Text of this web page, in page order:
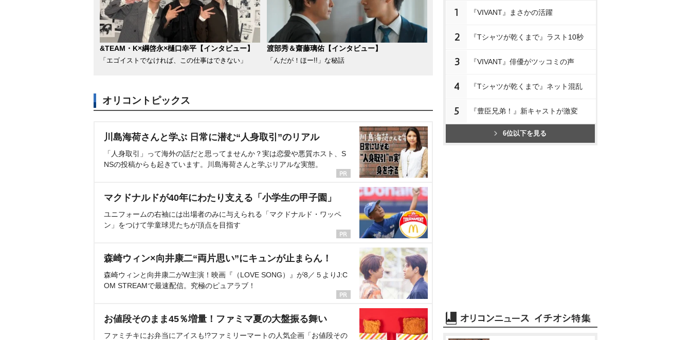
&TEAM・K×綱啓永×樋口幸平【インタビュー】
「エゴイストでなければ、この仕事はできない」
渡部秀＆齋藤璃佑【インタビュー】
「んだが！ほー!!」な秘話
オリコントピックス
川島海荷さんと学ぶ 日常に潜む“人身取引”のリアル
「人身取引」って海外の話だと思ってませんか？実は恋愛や悪質ホスト、S
NSの投稿からも起きています。川島海荷さんと学ぶリアルな実態。
マクドナルドが40年にわたり支える「小学生の甲子園」
ユニフォームの右袖には出場者のみに与えられる「マクドナルド・ワッペ
ン」をつけて学童球児たちが頂点を目指す
森崎ウィン×向井康二“両片思い”にキュンが止まらん！
森崎ウィンと向井康二がW主演！映画『（LOVE SONG）』が8／５よりJ:C
OM STREAMで最速配信。究極のピュアラブ！
お値段そのまま45％増量！ファミマ夏の大盤振る舞い
ファミチキにお弁当にアイスも!?ファミリーマートの人気企画「お値段その
1 『VIVANT』まさかの活躍
2 『Tシャツが乾くまで』ラスト10秒
3 『VIVANT』俳優がツッコミの声
4 『Tシャツが乾くまで』ネット混乱
5 『豊臣兄弟！』新キャストが激変
6位以下を見る